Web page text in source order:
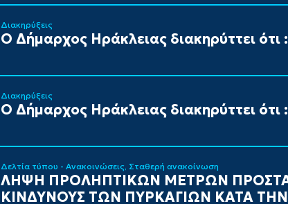
Διακηρύξεις
Ο Δήμαρχος Ηράκλειας διακηρύττει ότι :
Διακηρύξεις
Ο Δήμαρχος Ηράκλειας διακηρύττει ότι :
Δελτία τύπου - Ανακοινώσεις Σταθερή ανακοίνωση
ΛΗΨΗ ΠΡΟΛΗΠΤΙΚΩΝ ΜΕΤΡΩΝ
ΚΙΝΔΥΝΟΥΣ ΤΩΝ ΠΥΡΚΑΓΙΩΝ ΚΑΤΑ